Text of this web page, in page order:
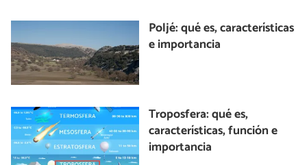
Poljé: qué es, características
e importancia
Troposfera: qué es,
características, función e
importancia